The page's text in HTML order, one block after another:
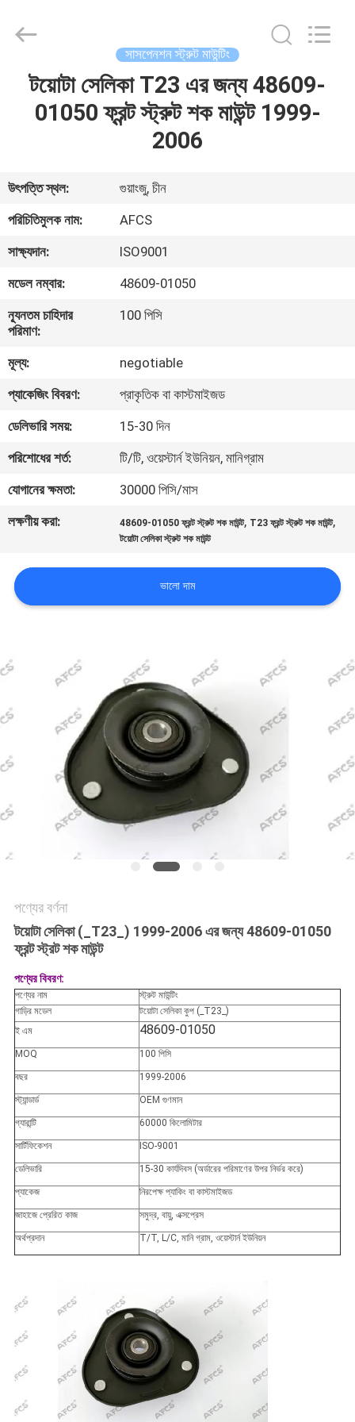
বাড়ি
ভিডিও
সম্পর্কে
কারখানা
মান
নিয়ন্ত্রণ
যোগাযোগ
খবর
একটি
অনুরোধ
সাইট
ম্যাপ
নীতি
PARTS
Reserved.
সাসপেনশন স্ট্রুট মাউন্টিং
টয়োটা সেলিকা T23 এর জন্য 48609-
01050 ফ্রন্ট স্ট্রুট শক মাউন্ট 1999-
2006
উৎপত্তি স্থল:
গুয়াংজু, চীন
পরিচিতিমুলক নাম:
AFCS
সাক্ষ্যদান:
ISO9001
মডেল নম্বার:
48609-01050
ন্যূনতম চাহিদার
পরিমাণ:
100 পিসি
মূল্য:
negotiable
প্যাকেজিং বিবরণ:
প্রাকৃতিক বা কাস্টমাইজড
ডেলিভারি সময়:
15-30 দিন
পরিশোধের শর্ত:
টি/টি, ওয়েস্টার্ন ইউনিয়ন, মানিগ্রাম
যোগানের ক্ষমতা:
30000 পিসি/মাস
লক্ষণীয় করা:
48609-01050 ফ্রন্ট স্ট্রুট শক মাউন্ট, T23 ফ্রন্ট স্ট্রুট শক মাউন্ট,
টয়োটা সেলিকা স্ট্রুট শক মাউন্ট
ভালো দাম
পণ্যের বর্ণনা
টয়োটা সেলিকা (_T23_) 1999-2006 এর জন্য 48609-01050
ফ্রন্ট স্ট্রট শক মাউন্ট
পণ্যের বিবরণ:
পণ্যের নাম
স্ট্রুট মাউন্টিং
গাড়ির মডেল
টয়োটা সেলিকা কুপ (_T23_)
ই এম
48609-01050
MOQ 100 পিসি
বছর 1999-2006
স্ট্যান্ডার্ড OEM গুণমান
গ্যারান্টি 60000 কিলোমিটার
সার্টিফিকেশন ISO-9001
ডেলিভারি 15-30 কার্যদিবস (অর্ডারের পরিমাণের উপর নির্ভর করে)
প্যাকেজ নিরপেক্ষ প্যাকিং বা কাস্টমাইজড
জাহাজে প্রেরিত কাজ সমুদ্র, বায়ু, এক্সপ্রেস
অর্থপ্রদান T/T, L/C, মানি গ্রাম, ওয়েস্টার্ন ইউনিয়ন